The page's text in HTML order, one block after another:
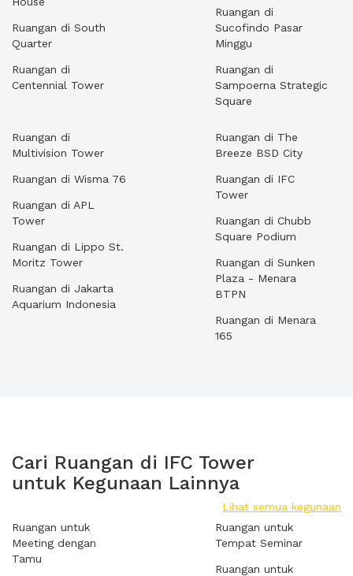
Ruangan di South
Quarter
Ruangan di
Centennial Tower
Ruangan di
Sucofindo Pasar
Minggu
Ruangan di
Sampoerna Strategic
Square
Ruangan di
Multivision Tower
Ruangan di Wisma 76
Ruangan di APL
Tower
Ruangan di Lippo St.
Moritz Tower
Ruangan di Jakarta
Aquarium Indonesia
Ruangan di The
Breeze BSD City
Ruangan di IFC
Tower
Ruangan di Chubb
Square Podium
Ruangan di Sunken
Plaza - Menara
BTPN
Ruangan di Menara
165
Cari Ruangan di IFC Tower
untuk Kegunaan Lainnya
Lihat semua kegunaan
Ruangan untuk
Meeting dengan
Tamu
Ruangan untuk
Tempat Seminar
Ruangan untuk